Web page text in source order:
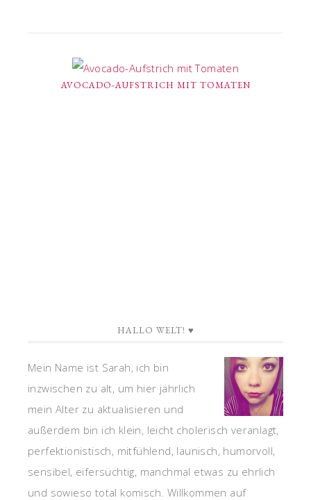
AVOCADO-AUFSTRICH MIT TOMATEN
HALLO WELT! ♥
Mein Name ist Sarah, ich bin
inzwischen zu alt, um hier jährlich
mein Alter zu aktualisieren und
außerdem bin ich klein, leicht cholerisch veranlagt,
perfektionistisch, mitfühlend, launisch, humorvoll,
sensibel, eifersüchtig, manchmal etwas zu ehrlich
und sowieso total komisch. Willkommen auf